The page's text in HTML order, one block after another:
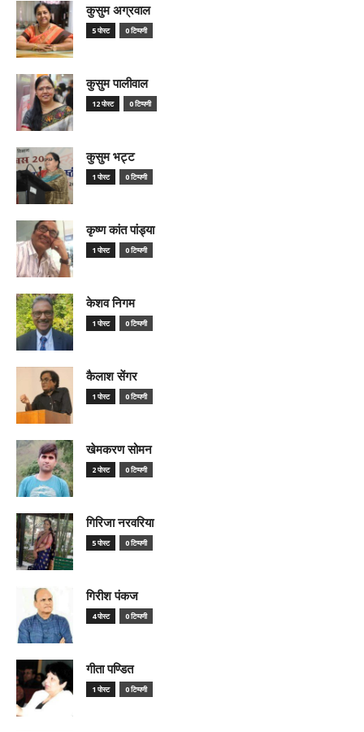
कुसुम अग्रवाल
5 पोस्ट 0 टिप्पणी
कुसुम पालीवाल
12 पोस्ट 0 टिप्पणी
कुसुम भट्ट
1 पोस्ट 0 टिप्पणी
कृष्ण कांत पांड्या
1 पोस्ट 0 टिप्पणी
केशव निगम
1 पोस्ट 0 टिप्पणी
कैलाश सेंगर
1 पोस्ट 0 टिप्पणी
खेमकरण सोमन
2 पोस्ट 0 टिप्पणी
गिरिजा नरवरिया
5 पोस्ट 0 टिप्पणी
गिरीश पंकज
4 पोस्ट 0 टिप्पणी
गीता पण्डित
1 पोस्ट 0 टिप्पणी